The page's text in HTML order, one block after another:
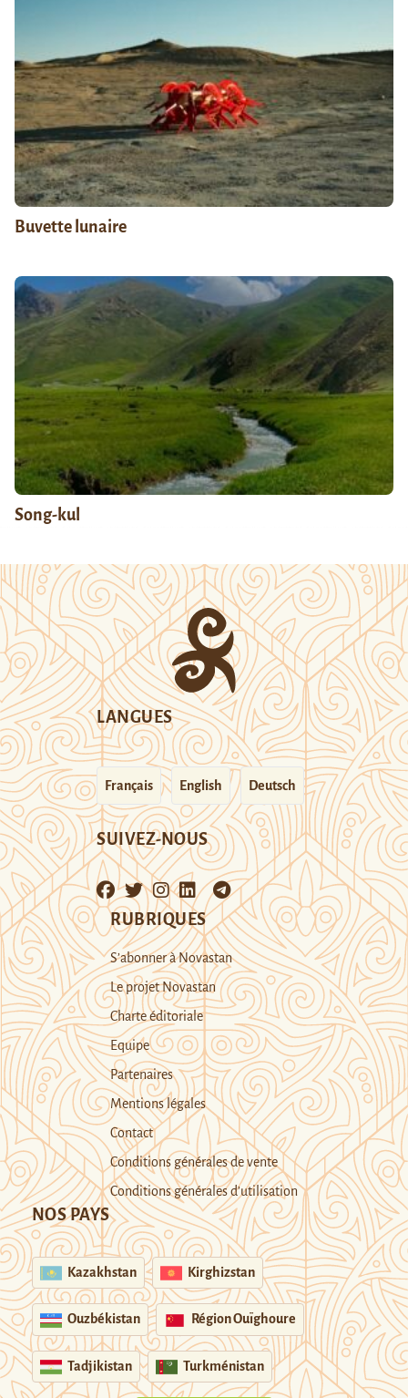
Buvette lunaire
Song-kul
LANGUES
Français English Deutsch
SUIVEZ-NOUS
RUBRIQUES
S’abonner à Novastan
Le projet Novastan
Charte éditoriale
Equipe
Partenaires
Mentions légales
Contact
Conditions générales de vente
Conditions générales d’utilisation
NOS PAYS
Kazakhstan Kirghizstan
Ouzbékistan Région Ouïghoure
Tadjikistan Turkménistan